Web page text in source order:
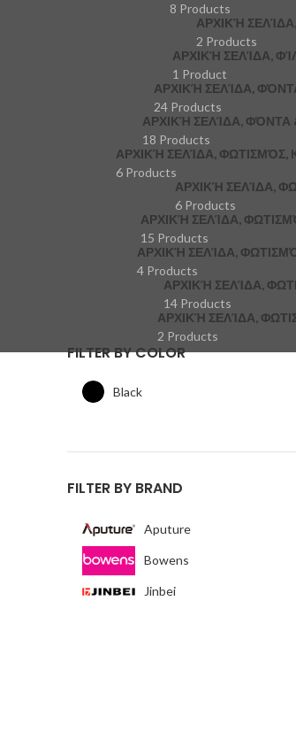
8 Products
ΑΡΧΙΚΉ
2 Products
ΑΡΧΙΚΉ ΣΕΛΊΔΑ,
1 Product
ΑΡΧΙΚΉ ΣΕΛΊΔΑ,
24 Products
ΑΡΧΙΚΉ ΣΕΛΊΔΑ, ΦΌΝΤΑ
18 Products
ΑΡΧΙΚΉ ΣΕΛΊΔΑ, ΦΩΤΙΣΜΌΣ,
6 Products
ΑΡΧΙΚΉ ΣΕΛΊΔΑ,
6 Products
ΑΡΧΙΚΉ ΣΕΛΊΔΑ,
15 Products
ΑΡΧΙΚΉ ΣΕΛΊΔΑ,
4 Products
ΑΡΧΙΚΉ ΣΕΛΊΔΑ,
14 Products
ΑΡΧΙΚΉ ΣΕΛΊΔΑ,
2 Products
FILTER BY COLOR
Black
FILTER BY BRAND
Aputure
Bowens
Jinbei